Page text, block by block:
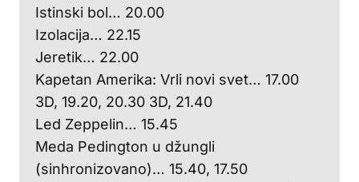
Istinski bol… 20.00
Izolacija… 22.15
Jeretik… 22.00
Kapetan Amerika: Vrli novi svet… 17.00
3D, 19.20, 20.30 3D, 21.40
Led Zeppelin… 15.45
Meda Pedington u džungli
(sinhronizovano)… 15.40, 17.50